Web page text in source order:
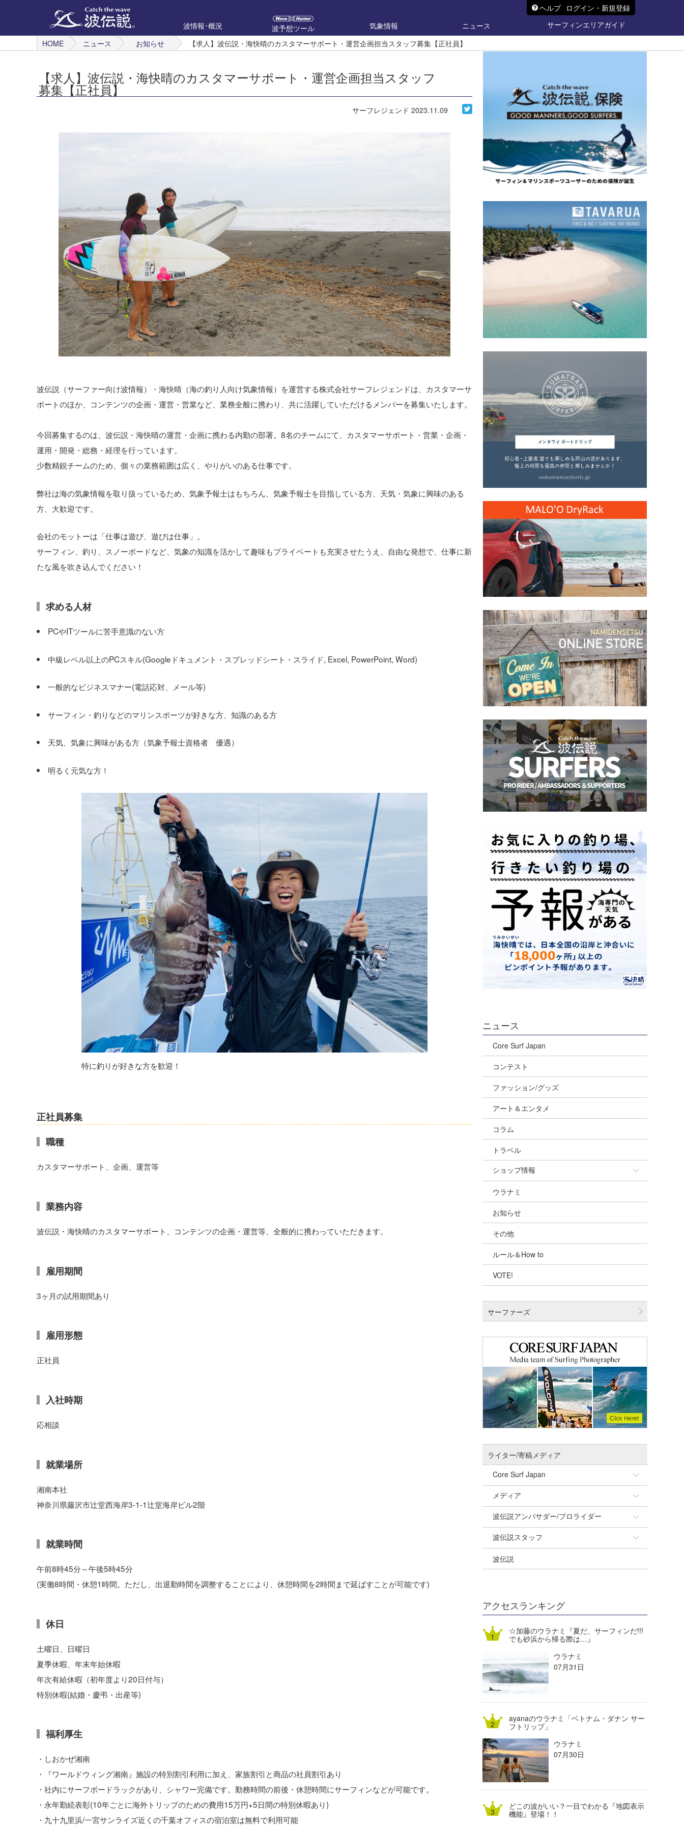
ヘルプ ログイン・新規登録
波情報･概況
波予想ツール 気象情報 ニュース
サーフィンエリアガイド
HOME
ニュース お知らせ 【求人】波伝説・海快晴のカスタマーサポート・運営企画担当スタッフ募集【正社員】
【求人】波伝説・海快晴のカスタマーサポート・運営企画担当スタッフ
募集【正社員】
サーフレジェンド 2023.11.09
波伝説（サーファー向け波情報）・海快晴（海の釣り人向け気象情報）を運営する株式会社サーフレジェンドは、カスタマーサ
ポートのほか、コンテンツの企画・運営・営業など、業務全般に携わり、共に活躍していただけるメンバーを募集いたします。
今回募集するのは、波伝説・海快晴の運営・企画に携わる内勤の部署。8名のチームにて、カスタマーサポート・営業・企画・
運用・開発・総務・経理を行っています。
少数精鋭チームのため、個々の業務範囲は広く、やりがいのある仕事です。
弊社は海の気象情報を取り扱っているため、気象予報士はもちろん、気象予報士を目指している方、天気・気象に興味のある
方、大歓迎です。
会社のモットーは「仕事は遊び、遊びは仕事」。
サーフィン、釣り、スノーボードなど、気象の知識を活かして趣味もプライベートも充実させたうえ、自由な発想で、仕事に新
たな風を吹き込んでください！
求める人材
PCやITツールに苦手意識のない方
中級レベル以上のPCスキル(Googleドキュメント・スプレッドシート・スライド, Excel, PowerPoint, Word)
一般的なビジネスマナー(電話応対、メール等)
サーフィン・釣りなどのマリンスポーツが好きな方、知識のある方
天気、気象に興味がある方（気象予報士資格者 優遇）
明るく元気な方！
特に釣りが好きな方を歓迎！
正社員募集
職種
カスタマーサポート、企画、運営等
業務内容
波伝説・海快晴のカスタマーサポート、コンテンツの企画・運営等、全般的に携わっていただきます。
雇用期間
3ヶ月の試用期間あり
雇用形態
正社員
入社時期
応相談
就業場所
湘南本社
神奈川県藤沢市辻堂西海岸3-1-1辻堂海岸ビル2階
就業時間
午前8時45分～午後5時45分
(実働8時間・休憩1時間。ただし、出退勤時間を調整することにより、休憩時間を2時間まで延ばすことが可能です)
休日
土曜日、日曜日
夏季休暇、年末年始休暇
年次有給休暇（初年度より20日付与）
特別休暇(結婚・慶弔・出産等)
福利厚生
・しおかぜ湘南
・『ワールドウィング湘南』施設の特別割引利用に加え、家族割引と商品の社員割引あり
・社内にサーフボードラックがあり、シャワー完備です。勤務時間の前後・休憩時間にサーフィンなどが可能です。
・永年勤続表彰(10年ごとに海外トリップのための費用15万円+5日間の特別休暇あり)
・九十九里浜/一宮サンライズ近くの千葉オフィスの宿泊室は無料で利用可能
ニュース
Core Surf Japan
コンテスト
ファッション/グッズ
アート＆エンタメ
コラム
トラベル
ショップ情報
ショップ情報
湘南
千葉北
伊豆
千葉南
四国
沖縄
ウラナミ
お知らせ
その他
ルール＆How to
VOTE!
サーファーズ
ライター/寄稿メディア
Core Surf Japan
Naoya Kimoto
mitsuteru Kamio
Yasunari Inoue
Yoshiyuki Obata
DELTA FORCE SURF
熊谷素子
メディア
SURFMEDIA
Colors MAGAZINE
WAVAL
波伝説アンバサダー/プロライダー
福島寿実子
中浦“JET”章
進士剛光
植村未来
NOBUFUKU
大野”MAR”修聖
喜納海人
波伝説スタッフ
☆加藤
Aichan
ECE
G◎Da
H
KID
KOBU
KY
MIN
mitz
OYZ
波伝説
アクセスランキング
☆加藤のウラナミ『夏だ、サーフィンだ!!!
でも砂浜から帰る際は…』
ウラナミ
07月31日
ayanaのウラナミ「ベトナム・ダナン サー
フトリップ」
ウラナミ
07月30日
どこの波がいい？一目でわかる『地図表示
機能』登場！！